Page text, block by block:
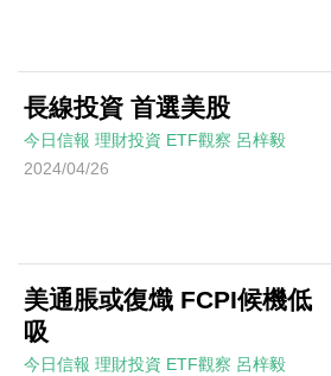
長線投資 首選美股
今日信報 理財投資 ETF觀察 呂梓毅
2024/04/26
美通脹或復熾 FCPI候機低
吸
今日信報 理財投資 ETF觀察 呂梓毅